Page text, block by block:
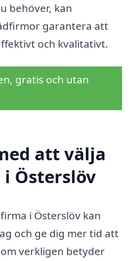
behöver, kan
garantera att
och kvalitativt.
gratis och utan
att välja
Österslöv
i Österslöv kan
och ge dig mer tid att
verkligen betyder